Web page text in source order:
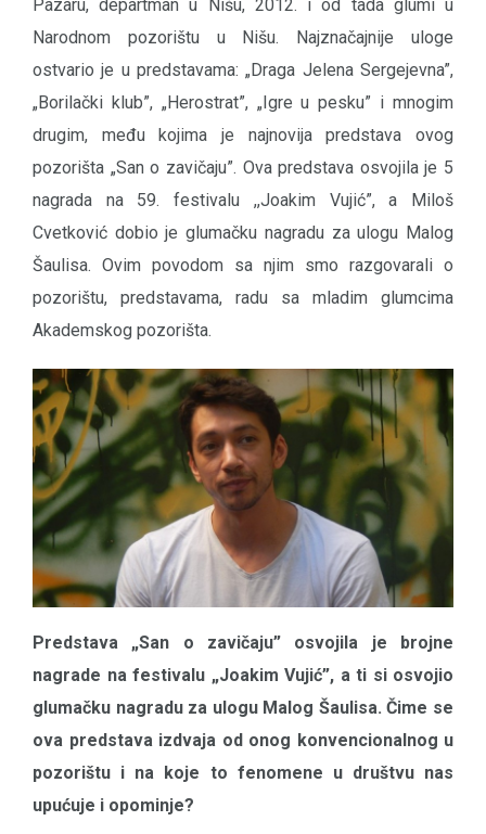
Pazaru, departman u Nišu, 2012. i od tada glumi u
Narodnom pozorištu u Nišu. Najznačajnije uloge
ostvario je u predstavama: „Draga Jelena Sergejevna”,
„Borilački klub”, „Herostrat”, „Igre u pesku” i mnogim
drugim, među kojima je najnovija predstava ovog
pozorišta „San o zavičaju”. Ova predstava osvojila je 5
nagrada na 59. festivalu ,,Joakim Vujić”, a Miloš
Cvetković dobio je glumačku nagradu za ulogu Malog
Šaulisa. Ovim povodom sa njim smo razgovarali o
pozorištu, predstavama, radu sa mladim glumcima
Akademskog pozorišta.
Predstava „San o zavičaju” osvojila je brojne
nagrade na festivalu „Joakim Vujić”, a ti si osvojio
glumačku nagradu za ulogu Malog Šaulisa. Čime se
ova predstava izdvaja od onog konvencionalnog u
pozorištu i na koje to fenomene u društvu nas
upućuje i opominje?